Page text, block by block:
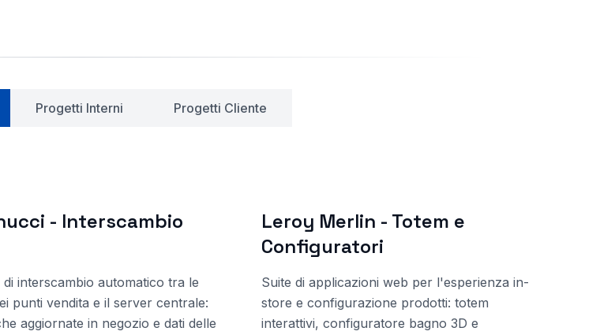
Progetti Interni Progetti Cliente
- Interscambio
interscambio automatico tra le
punti vendita e il server centrale:
aggiornate in negozio e dati delle
Leroy Merlin - Totem e
Configuratori
Suite di applicazioni web per l'esperienza in-
store e configurazione prodotti: totem
interattivi, configuratore bagno 3D e